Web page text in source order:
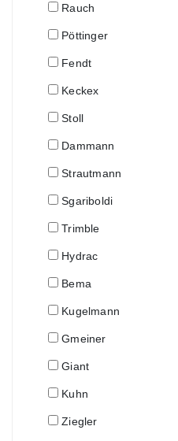
Rauch
Pöttinger
Fendt
Keckex
Stoll
Dammann
Strautmann
Sgariboldi
Trimble
Hydrac
Bema
Kugelmann
Gmeiner
Giant
Kuhn
Ziegler